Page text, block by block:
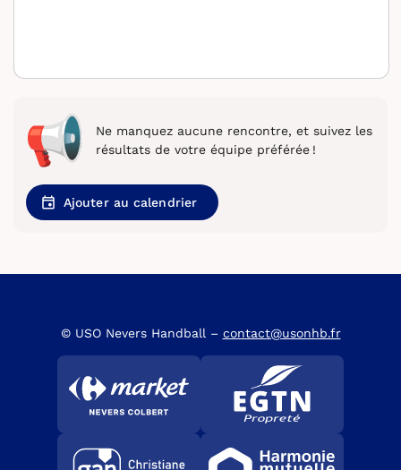
Ne manquez aucune rencontre, et suivez les
résultats de votre équipe préférée !
Ajouter au calendrier
© USO Nevers Handball – contact@usonhb.fr